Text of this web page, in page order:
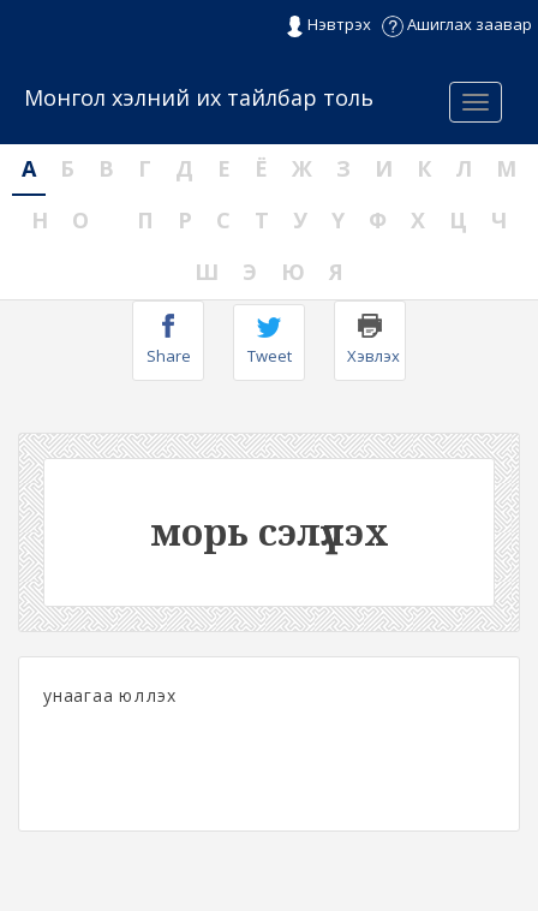
Нэвтрэх Ашиглах заавар
Menu
Монгол хэлний их тайлбар толь
А Б В Г Д Е Ё Ж З И К Л
М
Н
О П Р С Т У Ү Ф Х Ц
Ч
Ш
Э Ю Я
Share Tweet Хэвлэх
морь сэлүүлэх
унаагаа юүлүүлэх